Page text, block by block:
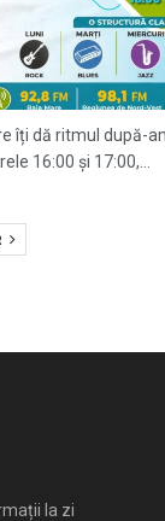
îți dă ritmul după-
16:00 și 17:00,...
la zi